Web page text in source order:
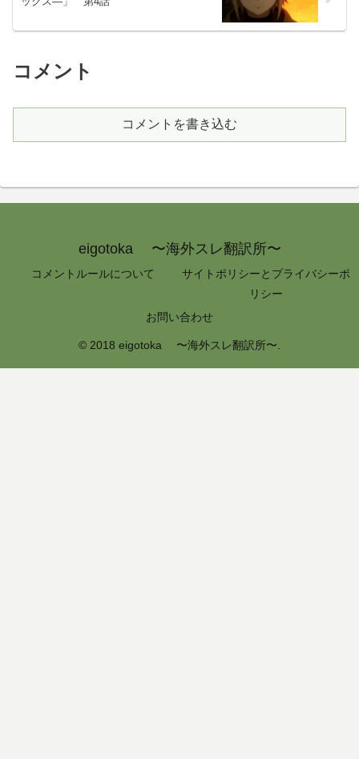
コメント
コメントを書き込む
eigotoka 〜海外スレ翻訳所〜
コメントルールについて
サイトポリシーとプライバシーポ
リシー
お問い合わせ
© 2018 eigotoka 〜海外スレ翻訳所〜.